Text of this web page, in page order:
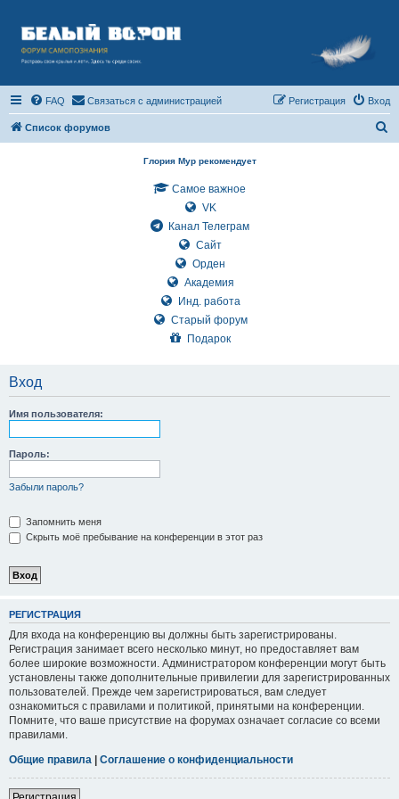
FAQ Связаться с администрацией Вход
Регистрация
Список форумов
Глория Мур рекомендует
Самое важное
VK
Канал Телеграм
Сайт
Орден
Академия
Инд. работа
Старый форум
Подарок
Вход
Имя пользователя:
Пароль:
Забыли пароль?
Запомнить меня
Скрыть моё пребывание на конференции в этот раз
РЕГИСТРАЦИЯ
Для входа на конференцию вы должны быть зарегистрированы.
Регистрация занимает всего несколько минут, но предоставляет вам
более широкие возможности. Администратором конференции могут быть
установлены также дополнительные привилегии для зарегистрированных
пользователей. Прежде чем зарегистрироваться, вам следует
ознакомиться с правилами и политикой, принятыми на конференции.
Помните, что ваше присутствие на форумах означает согласие со всеми
правилами.
Общие правила
Соглашение о конфиденциальности